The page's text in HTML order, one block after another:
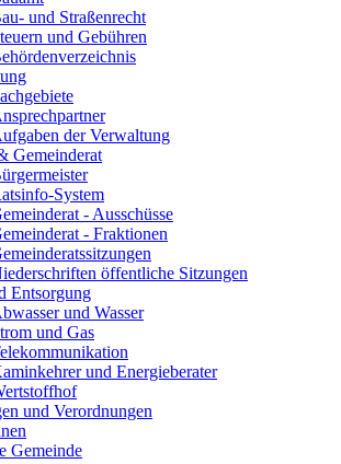
und Straßenrecht
und Gebühren
der Verwaltung
Gemeinderat
System
- Ausschüsse
- Fraktionen
öffentliche Sitzungen
Entsorgung
und Wasser
und Gas
und Energieberater
und Verordnungen
Gemeinde